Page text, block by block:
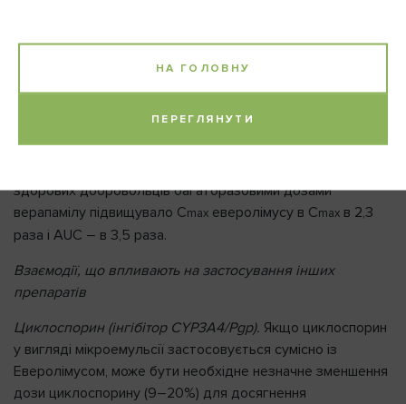
AUC – в 4,4 рази після одноразового застосування
Еверолімусу.
здорових добровольців багаторазовими дозами
верапамілу підвищувало Cmax еверолімусу в Cmax в 2,3
раза і AUC – в 3,5 раза.
Взаємодії, що впливають на застосування інших
препаратів
Циклоспорин (інгібітор CYP3A4/Pgp). Якщо циклоспорин
у вигляді мікроемульсії застосовується сумісно із
Еверолімусом, може бути необхідне незначне зменшення
дози циклоспорину (9–20%) для досягнення
НА ГОЛОВНУ
ПЕРЕГЛЯНУТИ